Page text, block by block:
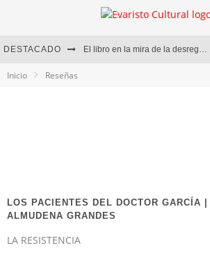
DESTACADO El libro en la mira de la desregulación
Inicio Reseñas
LOS PACIENTES DEL DOCTOR GARCÍA |
ALMUDENA GRANDES
LA RESISTENCIA